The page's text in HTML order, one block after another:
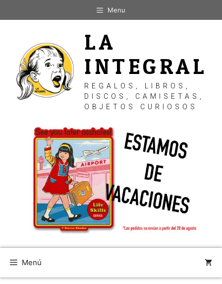
al
Menu
LA
INTEGRAL
REGALOS, LIBROS,
DISCOS, CAMISETAS,
OBJETOS CURIOSOS
Menú